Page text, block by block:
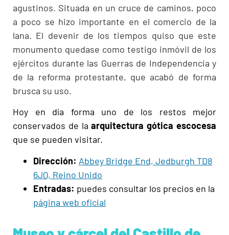
agustinos. Situada en un cruce de caminos, poco
a poco se hizo importante en el comercio de la
lana. El devenir de los tiempos quiso que este
monumento quedase como testigo inmóvil de los
ejércitos durante las Guerras de Independencia y
de la reforma protestante, que acabó de forma
brusca su uso.
Hoy en día forma uno de los restos mejor
conservados de laarquitectura gótica escocesa
que se pueden visitar.
Dirección: Abbey Bridge End, Jedburgh TD8
6JQ, Reino Unido
Entradas: puedes consultar los precios en la
página web oficial